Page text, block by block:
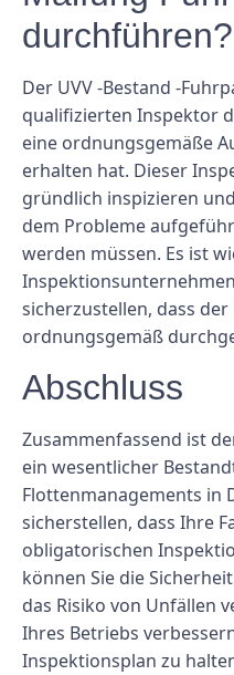
durchführen?
Der UVV -Bestand -
qualifizierten Inspektor
eine ordnungsgemäße
erhalten hat. Dieser
gründlich inspizieren
dem Probleme
werden müssen. Es ist
sicherzustellen, dass
ordnungsgemäß
Abschluss
Zusammenfassend ist
ein wesentlicher
Flottenmanagements in
sicherstellen, dass Ihre
obligatorischen
können Sie die
das Risiko von Unfällen
Ihres Betriebs
Inspektionsplan zu